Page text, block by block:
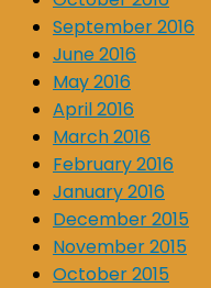
September 2016
June 2016
May 2016
April 2016
March 2016
February 2016
January 2016
December 2015
November 2015
October 2015